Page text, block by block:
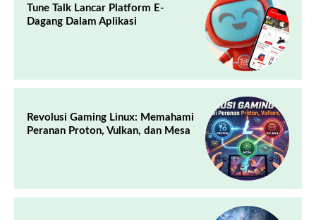
Tune Talk Lancar Platform E-
Dagang Dalam Aplikasi
Revolusi Gaming Linux: Memahami
Peranan Proton, Vulkan, dan Mesa